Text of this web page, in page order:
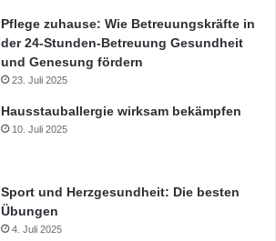
Pflege zuhause: Wie Betreuungskräfte in
der 24-Stunden-Betreuung Gesundheit
und Genesung fördern
23. Juli 2025
Hausstauballergie wirksam bekämpfen
10. Juli 2025
Sport und Herzgesundheit: Die besten
Übungen
4. Juli 2025